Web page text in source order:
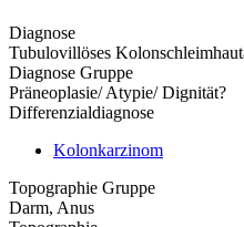
Diagnose
Tubulovillöses
Diagnose Gruppe
Präneoplasie/ Atypie/ Dignität?
Differenzialdiagnose
Kolonkarzinom
Topographie Gruppe
Darm, Anus